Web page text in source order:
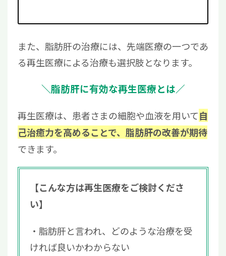
また、脂肪肝の治療には、先端医療の一つであ
る再生医療による治療も選択肢となります。
＼脂肪肝に有効な再生医療とは／
再生医療は、患者さまの細胞や血液を用いて自
己治癒力を高めることで、 脂肪肝の改善が期待
できます。
【こんな方は再生医療をご検討くださ
い】
脂肪肝と言われ、どのような治療を受
ければ良いかわからない